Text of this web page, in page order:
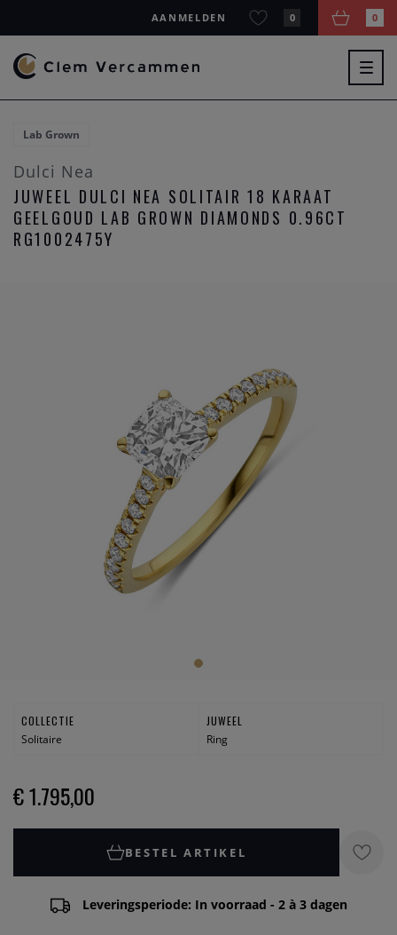
AANMELDEN 0 0
Lab Grown
Dulci Nea
JUWEEL DULCI NEA SOLITAIR 18 KARAAT
GEELGOUD LAB GROWN DIAMONDS 0.96CT
RG1002475Y
COLLECTIE
Solitaire
JUWEEL
Ring
€ 1.795,00
BESTEL ARTIKEL
Leveringsperiode: In voorraad - 2 à 3 dagen